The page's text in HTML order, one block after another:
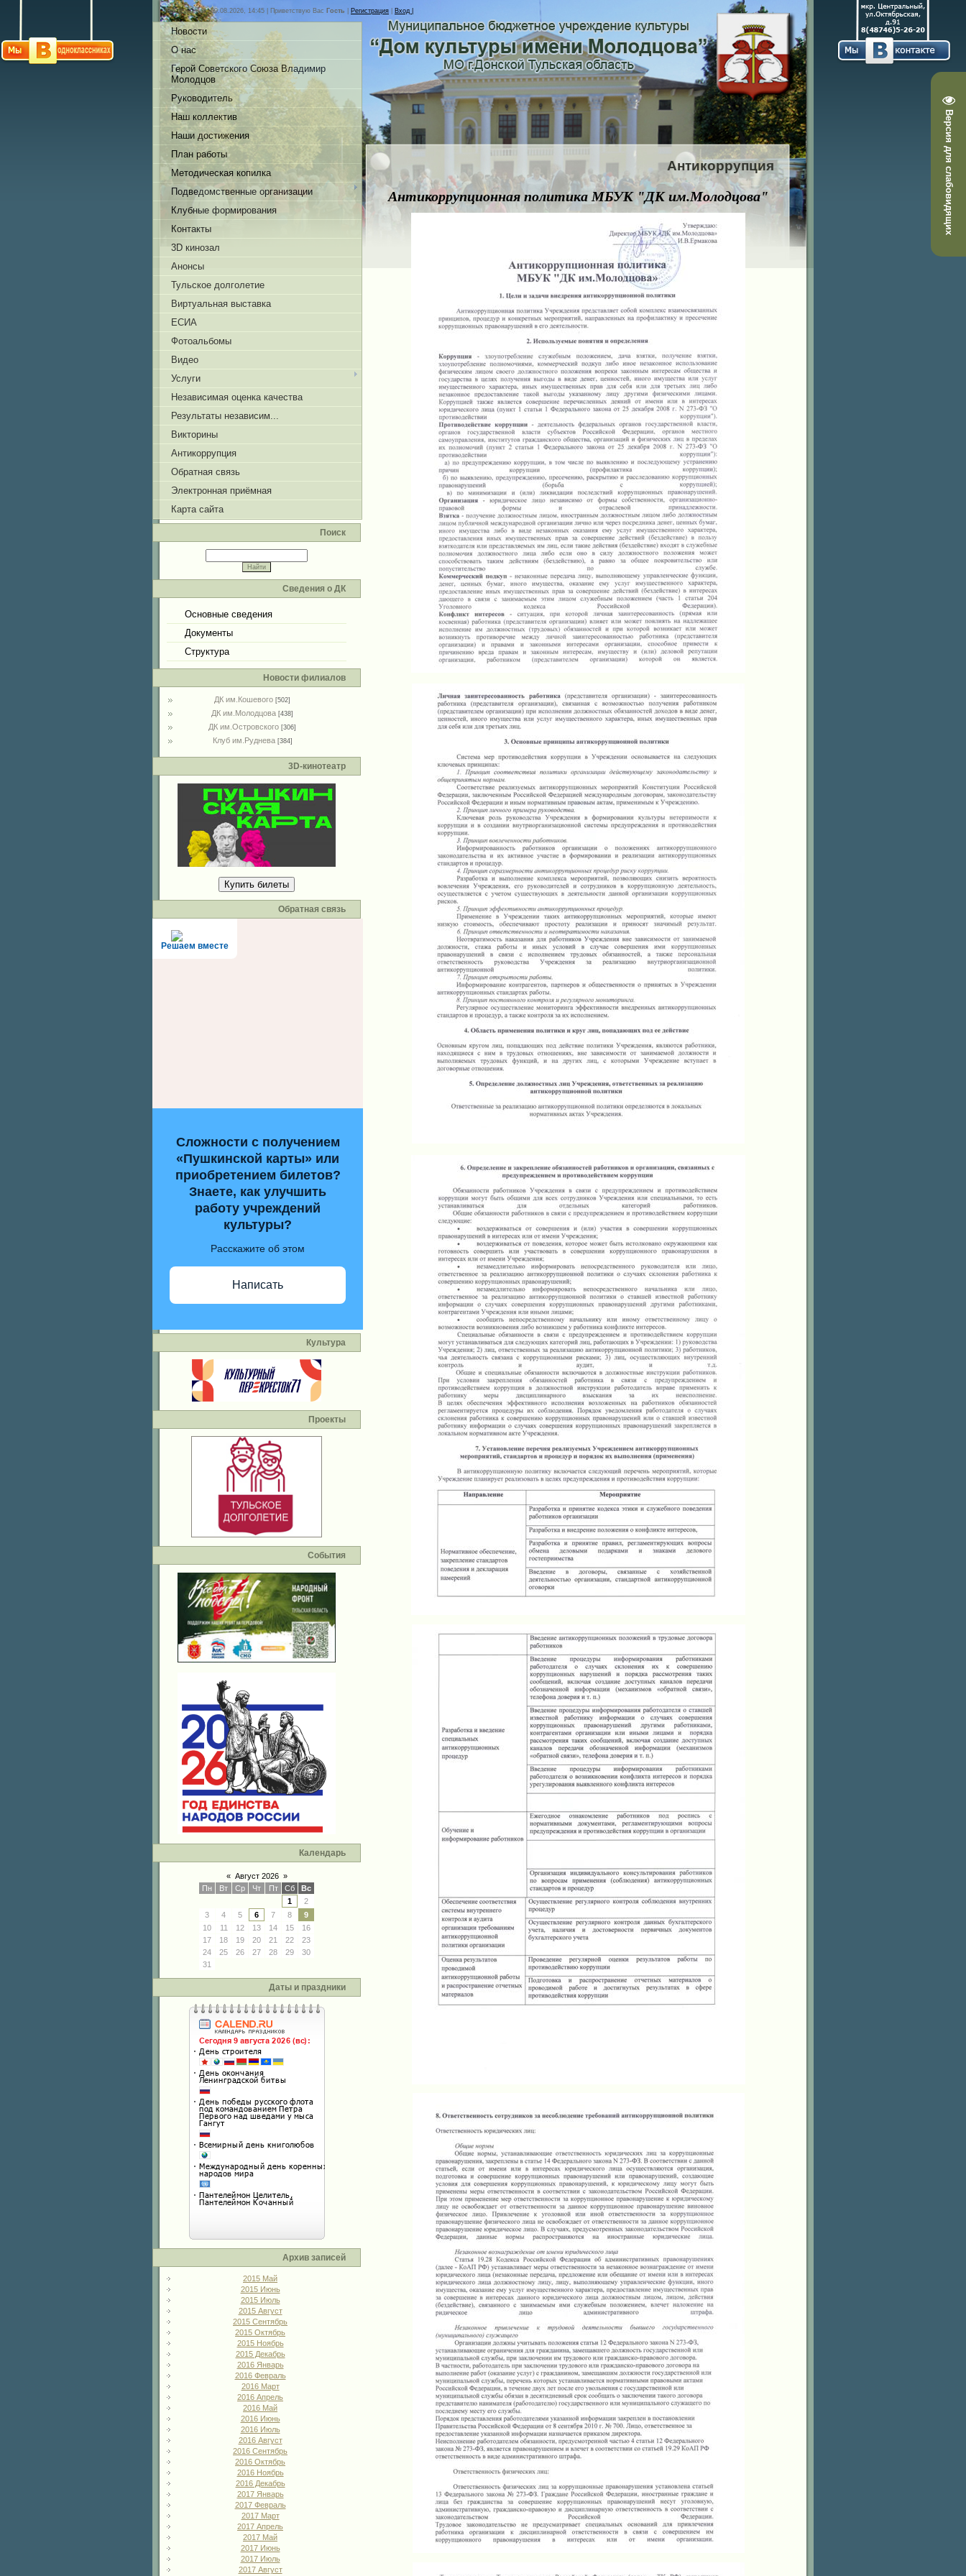
Версия для слабовидящих
Воскресенье, 09.08.2026, 14:45 | Приветствую Вас Гость Регистрация Вход |
Новости
О нас
Герой Советского Союза Владимир
Молодцов
Руководитель
Наш коллектив
Наши достижения
План работы
Методическая копилка
Подведомственные организации
Клубные формирования
Контакты
3D кинозал
Анонсы
Тульское долголетие
Виртуальная выставка
ЕСИА
Фотоальбомы
Видео
Услуги
Независимая оценка качества
Результаты независим...
Викторины
Антикоррупция
Обратная связь
Электронная приёмная
Карта сайта
Поиск
Сведения о ДК
Основные сведения
Документы
Структура
Новости филиалов
ДК им.Кошевого [502]
ДК им.Молодцова [438]
ДК им.Островского [306]
Клуб им.Руднева [384]
3D-кинотеатр
Купить билеты
Обратная связь
Решаем вместе
Сложности с получением
«Пушкинской карты» или
приобретением билетов?
Знаете, как улучшить
работу учреждений
культуры?
Расскажите об этом
Написать
Культура
Проекты
События
Календарь
« Август 2026 »
Пн
Вт Ср Чт Пт Сб
Вс
1
2
3
4 5 6 7 8
9
10
11 12 13 14 15
16
17
18 19 20 21 22
23
24
25 26 27 28 29
30
31
Даты и праздники
Архив записей
2015 Май
2015 Июнь
2015 Июль
2015 Август
2015 Сентябрь
2015 Октябрь
2015 Ноябрь
2015 Декабрь
2016 Январь
2016 Февраль
2016 Март
2016 Апрель
2016 Май
2016 Июнь
2016 Июль
2016 Август
2016 Сентябрь
2016 Октябрь
2016 Ноябрь
2016 Декабрь
2017 Январь
2017 Февраль
2017 Март
2017 Апрель
2017 Май
2017 Июнь
2017 Июль
2017 Август
Антикоррупция
Антикоррупционная политика МБУК "ДК им.Молодцова"